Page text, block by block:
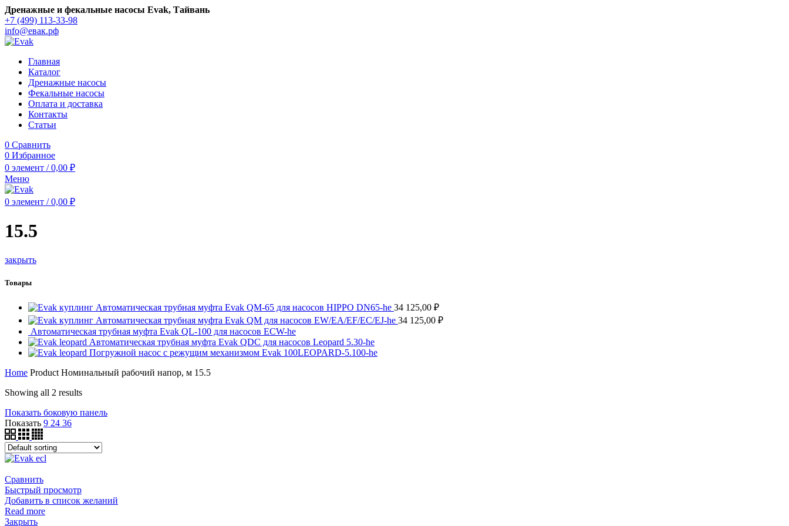
Дренажные и фекальные насосы Evak, Тайвань
+7 (499) 113-33-98
info@евак.рф
Главная
Каталог
Дренажные насосы
Фекальные насосы
Оплата и доставка
Контакты
Статьи
0 Сравнить
0 Избранное
0 элемент / 0,00 ₽
Меню
0 элемент / 0,00 ₽
15.5
закрыть
Товары
Автоматическая трубная муфта Evak QM-65 для насосов HIPPO DN65-he 34 125,00 ₽
Автоматическая трубная муфта Evak QM для насосов EW/EA/EF/EC/EJ-he 34 125,00 ₽
Автоматическая трубная муфта Evak QL-100 для насосов ECW-he
Автоматическая трубная муфта Evak QDC для насосов Leopard 5.30-he
Погружной насос с режущим механизмом Evak 100LEOPARD-5.100-he
Home Product Номинальный рабочий напор, м 15.5
Showing all 2 results
Показать боковую панель
Показать 9 24 36
Сравнить
Быстрый просмотр
Добавить в список желаний
Read more
Закрыть